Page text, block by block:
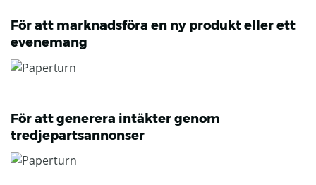
För att marknadsföra en ny produkt eller ett
evenemang
För att generera intäkter genom
tredjepartsannonser